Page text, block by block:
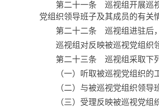
第二十一条 巡视组开展巡视
党组织领导班子及其成员的有关
第二十二条 巡视组进驻后，
巡视组对反映被巡视党组织领
第二十三条 巡视组采取下列
（一）听取被巡视党组织的工
（二）与被巡视党组织领导班
（三）受理反映被巡视党组织